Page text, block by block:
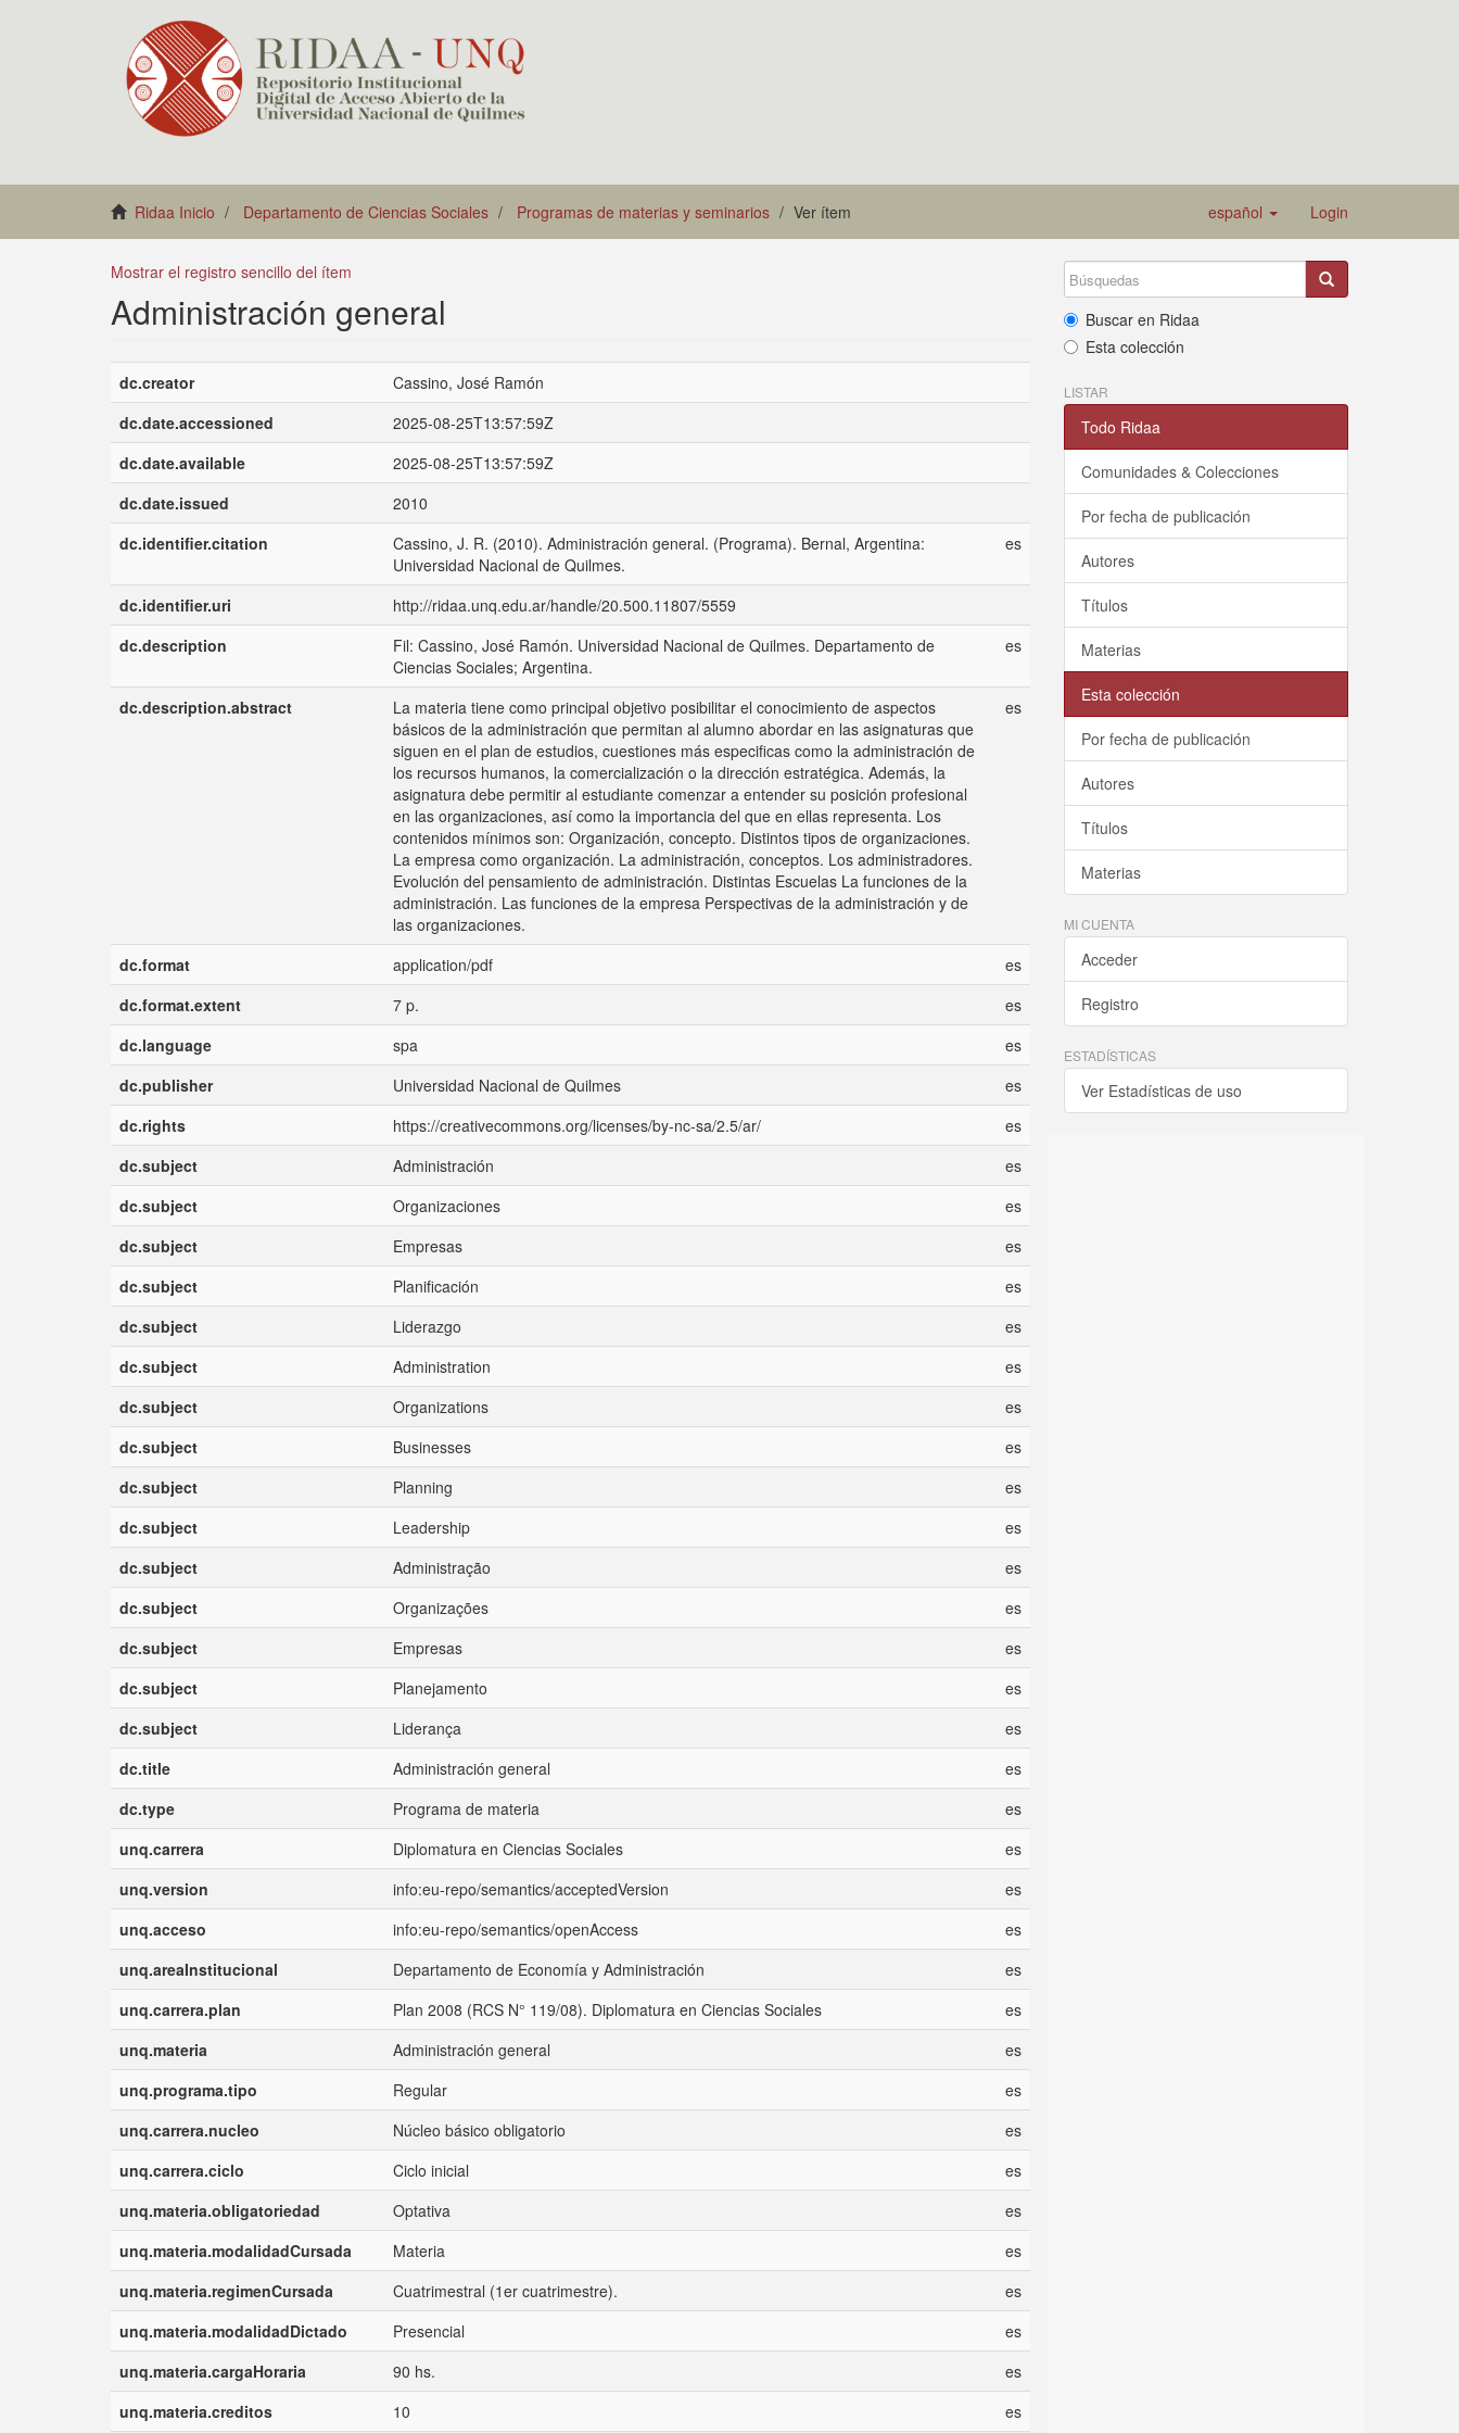
Ridaa Inicio Departamento de Ciencias Sociales Programas de materias y seminarios Ver ítem español Login
Mostrar el registro sencillo del ítem
Administración general
dc.creator
Cassino, José Ramón
dc.date.accessioned
2025-08-25T13:57:59Z
dc.date.available
2025-08-25T13:57:59Z
dc.date.issued
2010
dc.identifier.citation
Cassino, J. R. (2010). Administración general. (Programa). Bernal, Argentina:
Universidad Nacional de Quilmes.
es
dc.identifier.uri
http://ridaa.unq.edu.ar/handle/20.500.11807/5559
dc.description
Fil: Cassino, José Ramón. Universidad Nacional de Quilmes. Departamento de
Ciencias Sociales; Argentina.
es
dc.description.abstract
La materia tiene como principal objetivo posibilitar el conocimiento de aspectos
básicos de la administración que permitan al alumno abordar en las asignaturas que
siguen en el plan de estudios, cuestiones más especificas como la administración de
los recursos humanos, la comercialización o la dirección estratégica. Además, la
asignatura debe permitir al estudiante comenzar a entender su posición profesional
en las organizaciones, así como la importancia del que en ellas representa. Los
contenidos mínimos son: Organización, concepto. Distintos tipos de organizaciones.
La empresa como organización. La administración, conceptos. Los administradores.
Evolución del pensamiento de administración. Distintas Escuelas La funciones de la
administración. Las funciones de la empresa Perspectivas de la administración y de
las organizaciones.
es
dc.format application/pdf
es
dc.format.extent
7 p.
es
dc.language
spa
es
dc.publisher
Universidad Nacional de Quilmes
es
dc.rights
https://creativecommons.org/licenses/by-nc-sa/2.5/ar/
es
dc.subject
Administración
es
dc.subject
Organizaciones
es
dc.subject
Empresas
es
dc.subject
Planificación
es
dc.subject
Liderazgo
es
dc.subject
Administration
es
dc.subject
Organizations
es
dc.subject
Businesses
es
dc.subject
Planning
es
dc.subject
Leadership
es
dc.subject
Administração
es
dc.subject
Organizações
es
dc.subject
Empresas
es
dc.subject
Planejamento
es
dc.subject
Liderança
es
dc.title
Administración general
es
dc.type
Programa de materia
es
unq.carrera
Diplomatura en Ciencias Sociales
es
unq.version
info:eu-repo/semantics/acceptedVersion
es
unq.acceso
info:eu-repo/semantics/openAccess
es
unq.areaInstitucional
Departamento de Economía y Administración
es
unq.carrera.plan
Plan 2008 (RCS N° 119/08). Diplomatura en Ciencias Sociales
es
unq.materia
Administración general
es
unq.programa.tipo
Regular
es
unq.carrera.nucleo
Núcleo básico obligatorio
es
unq.carrera.ciclo
Ciclo inicial
es
unq.materia.obligatoriedad
Optativa
es
unq.materia.modalidadCursada
Materia
es
unq.materia.regimenCursada
Cuatrimestral (1er cuatrimestre).
es
unq.materia.modalidadDictado
Presencial
es
unq.materia.cargaHoraria
90 hs.
es
unq.materia.creditos
10 es
Buscar en Ridaa
Esta colección
LISTAR
Todo Ridaa
Comunidades & Colecciones
Por fecha de publicación
Autores
Títulos
Materias
Esta colección
Por fecha de publicación
Autores
Títulos
Materias
MI CUENTA
Acceder
Registro
ESTADÍSTICAS
Ver Estadísticas de uso